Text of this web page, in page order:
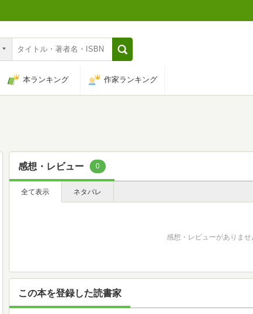
本ランキング 作家ランキング
感想・レビュー 0
全て表示 ネタバレ
感想・レビューがありませ
この本を登録した読書家